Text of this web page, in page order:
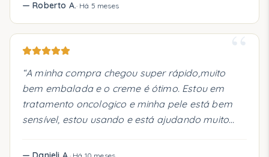
—Roberto A.· Há 5 meses
“
“A minha compra chegou super rápido,muito
bem embalada e o creme é ótimo. Estou em
tratamento oncologico e minha pele está bem
sensível, estou usando e está ajudando muito
embalagem pequena lá do Instituto Mulheres